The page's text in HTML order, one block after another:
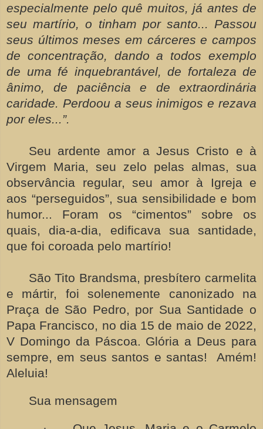
especialmente pelo quê muitos, já antes de
seu martírio, o tinham por santo... Passou
seus últimos meses em cárceres e campos
de concentração, dando a todos exemplo
de uma fé inquebrantável, de fortaleza de
ânimo, de paciência e de extraordinária
caridade. Perdoou a seus inimigos e rezava
por eles...”.
Seu ardente amor a Jesus Cristo e à
Virgem Maria, seu zelo pelas almas, sua
observância regular, seu amor à Igreja e
aos “perseguidos”, sua sensibilidade e bom
humor... Foram os “cimentos” sobre os
quais, dia-a-dia, edificava sua santidade,
que foi coroada pelo martírio!
São Tito Brandsma, presbítero carmelita
e mártir, foi solenemente canonizado na
Praça de São Pedro, por Sua Santidade o
Papa Francisco, no dia 15 de maio de 2022,
V Domingo da Páscoa. Glória a Deus para
sempre, em seus santos e santas! Amém!
Aleluia!
Sua mensagem